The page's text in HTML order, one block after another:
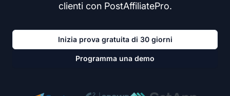
clienti con PostAffiliatePro.
Inizia prova gratuita di 30 giorni
Programma una demo